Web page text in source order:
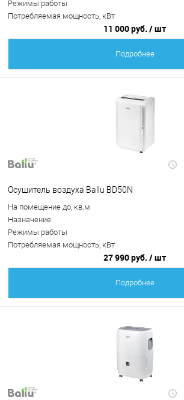
Режимы работы
Потребляемая мощность, кВт
11 000 руб. / шт
Подробнее
Осушитель воздуха Ballu BD50N
На помещение до, кв.м
Назначение
Режимы работы
Потребляемая мощность, кВт
27 990 руб. / шт
Подробнее